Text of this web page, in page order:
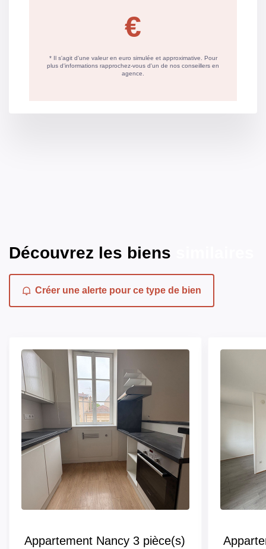
Découvrez les biens
Créer une alerte pour ce type de bien
Appartement Nancy 3 pièce(s)